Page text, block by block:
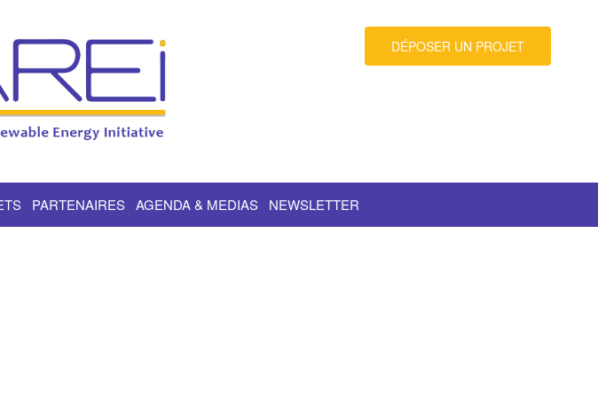
DÉPOSER UN PROJET
PARTENAIRES AGENDA & MEDIAS NEWSLETTER